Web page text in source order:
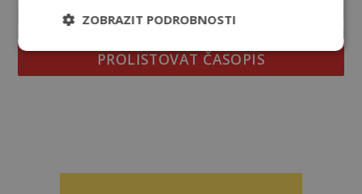
PROLISTOVAT ČASOPIS
ZOBRAZIT PODROBNOSTI